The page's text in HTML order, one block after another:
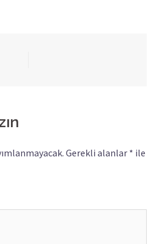
Gerekli alanlar * ile